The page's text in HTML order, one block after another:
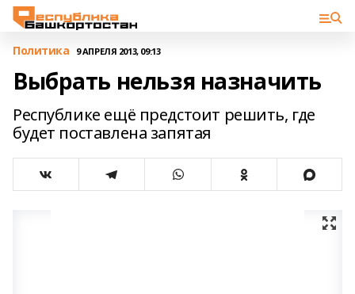
Политика 9 АПРЕЛЯ 2013, 09:13
Выбрать нельзя назначить
Республике ещё предстоит решить, где
будет поставлена запятая